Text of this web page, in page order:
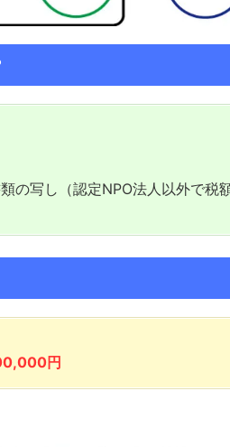
の写し（認定NPO法人以外で税
円